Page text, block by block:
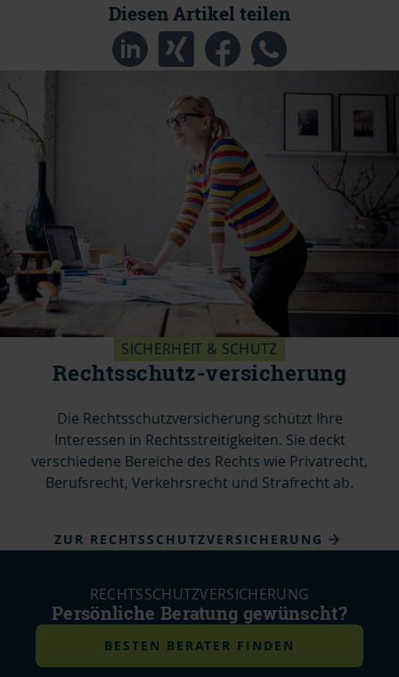
Diesen Artikel teilen
SICHERHEIT & SCHUTZ
Rechtsschutz-versicherung
Die Rechtsschutzversicherung schützt Ihre
Interessen in Rechtsstreitigkeiten. Sie deckt
verschiedene Bereiche des Rechts wie Privatrecht,
Berufsrecht, Verkehrsrecht und Strafrecht ab.
ZUR RECHTSSCHUTZVERSICHERUNG
RECHTSSCHUTZVERSICHERUNG
Persönliche Beratung gewünscht?
BESTEN BERATER FINDEN